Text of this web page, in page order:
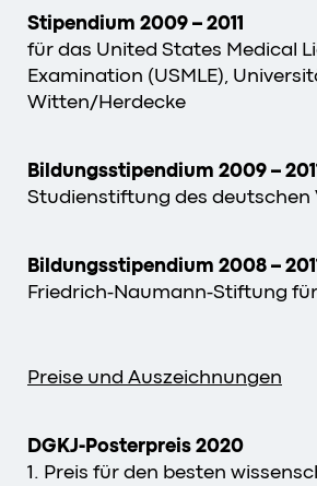
Stipendium 2009 – 2011
für das United States Medical
Examination (USMLE),
Witten/Herdecke
Bildungsstipendium 2009 –
Studienstiftung des deutschen
Bildungsstipendium 2008 –
Friedrich-Naumann-Stiftung
Preise und Auszeichnungen
DGKJ-Posterpreis 2020
1. Preis für den besten